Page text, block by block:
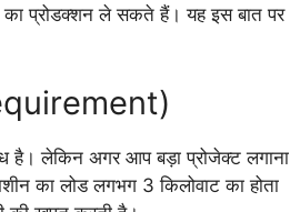
प्रोडक्शन ले सकते हैं। यह इस बात पर
है। लेकिन अगर आप बड़ा प्रोजेक्ट लगाना
का लोड लगभग 3 किलोवाट का होता